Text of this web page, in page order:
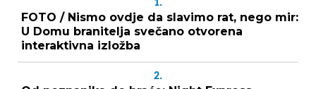
1.
FOTO / Nismo ovdje da slavimo rat, nego mir:
U Domu branitelja svečano otvorena
interaktivna izložba
2.